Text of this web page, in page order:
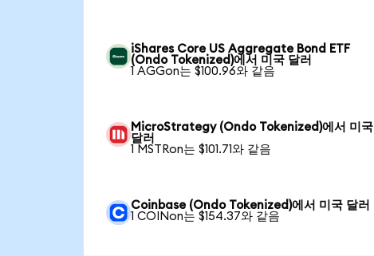
iShares Core US Aggregate Bond ETF
(Ondo Tokenized)에서 미국 달러
1 AGGon는 $100.96와 같음
MicroStrategy (Ondo Tokenized)에서 미국
달러
1 MSTRon는 $101.71와 같음
Coinbase (Ondo Tokenized)에서 미국 달러
1 COINon는 $154.37와 같음